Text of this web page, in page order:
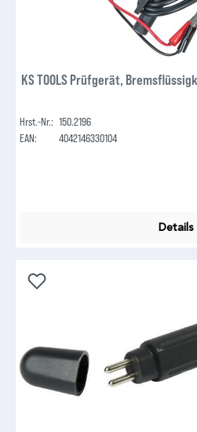
KS TOOLS Prüfgerät,
Hrst.-Nr.: 150.2196
EAN:
4042146330104
Details